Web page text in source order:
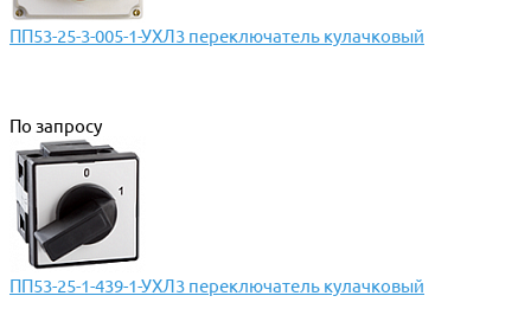
ПП53-25-3-005-1-УХЛ3 переключатель кулачковый
По запросу
ПП53-25-1-439-1-УХЛ3 переключатель кулачковый